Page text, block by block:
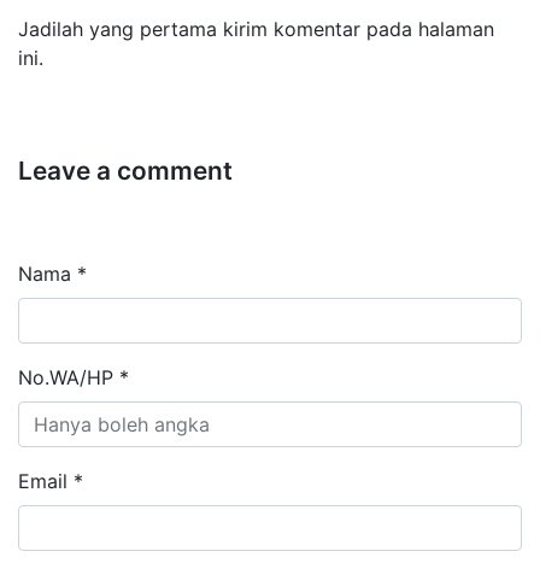
Jadilah yang pertama kirim komentar pada halaman
ini.
Leave a comment
Nama *
No.WA/HP *
Email *